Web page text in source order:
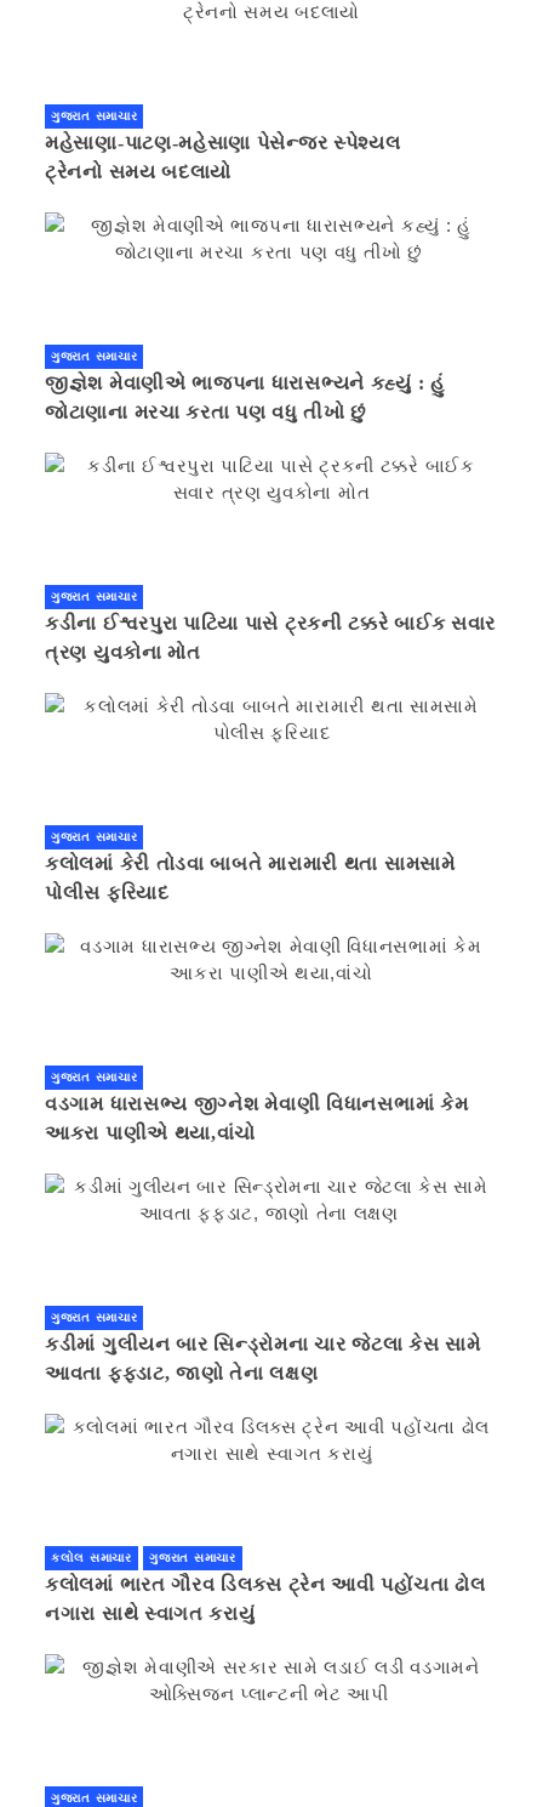
ગુજરાત સમાચાર
મહેસાણા-પાટણ-મહેસાણા પેસેન્જર સ્પેશ્યલ
ટ્રેનનો સમય બદલાયો
ગુજરાત સમાચાર
જીજ્ઞેશ મેવાણીએ ભાજપના ધારાસભ્યને કહ્યું : હું
જોટાણાના મરચા કરતા પણ વધુ તીખો છું
ગુજરાત સમાચાર
કડીના ઈશ્વરપુરા પાટિયા પાસે ટ્રકની ટક્કરે બાઈક સવાર
ત્રણ યુવકોના મોત
ગુજરાત સમાચાર
કલોલમાં કેરી તોડવા બાબતે મારામારી થતા સામસામે
પોલીસ ફરિયાદ
ગુજરાત સમાચાર
વડગામ ધારાસભ્ય જીગ્નેશ મેવાણી વિધાનસભામાં કેમ
આકરા પાણીએ થયા,વાંચો
ગુજરાત સમાચાર
કડીમાં ગુલીયન બાર સિન્ડ્રોમના ચાર જેટલા કેસ સામે
આવતા ફફડાટ, જાણો તેના લક્ષણ
કલોલ સમાચાર ગુજરાત સમાચાર
કલોલમાં ભારત ગૌરવ ડિલક્સ ટ્રેન આવી પહોંચતા ઢોલ
નગારા સાથે સ્વાગત કરાયું
ગુજરાત સમાચાર